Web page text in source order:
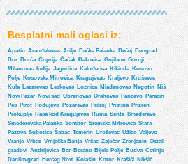
Besplatni mali oglasi iz:
Apatin Aranđelovac Arilje Bačka Palanka Bečej Beograd
Bor Borča Ćuprija Čačak Đakovica Gnjilane Gornji
Milanovac
Inđija Jagodina Kaluđerica Kikinda Kosovo
Polje Kosovska Mitrovica Kragujevac Kraljevo Kruševac
Kula
Lazarevac Leskovac Loznica Mladenovac Negotin Niš
Novi Pazar Novi sad Obrenovac Orahovac Pančevo Paraćin
Peć Pirot Podujevo Požarevac Priboj Priština Prizren
Prokuplje Rača kod Kragujevca Ruma Senta Smederevo
Smederevska Palanka Sombor Sremska Mitrovica Stara
Pazova Subotica Šabac Temerin Uroševac Užice Valjevo
Vranje Vrbas Vrnjačka Banja Vršac Zaječar Zrenjanin Ostali
gradovi Andrijevica Bar Berane Bijelo Polje Budva Cetinje
Danilovgrad
Herceg Novi Kolašin Kotor Krašići Nikšić